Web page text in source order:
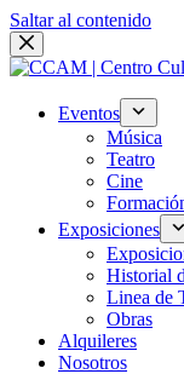
Saltar al contenido
Eventos
Música
Teatro
Cine
Exposiciones
Historial
Linea de
Obras
Alquileres
Nosotros